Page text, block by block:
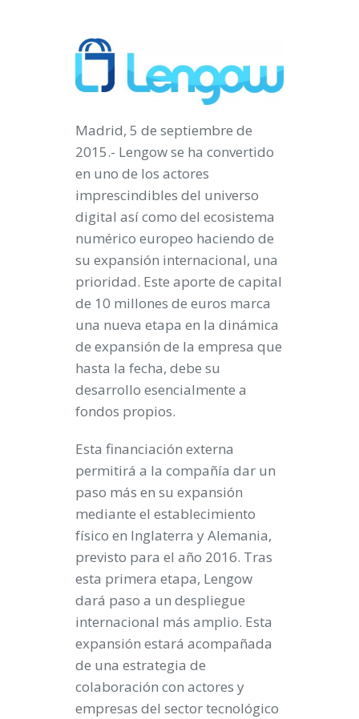
Madrid, 5 de septiembre de
2015.- Lengow se ha convertido
en uno de los actores
imprescindibles del universo
digital así como del ecosistema
numérico europeo haciendo de
su expansión internacional, una
prioridad. Este aporte de capital
de 10 millones de euros marca
una nueva etapa en la dinámica
de expansión de la empresa que
hasta la fecha, debe su
desarrollo esencialmente a
fondos propios.
Esta financiación externa
permitirá a la compañía dar un
paso más en su expansión
mediante el establecimiento
físico en Inglaterra y Alemania,
previsto para el año 2016. Tras
esta primera etapa, Lengow
dará paso a un despliegue
internacional más amplio. Esta
expansión estará acompañada
de una estrategia de
colaboración con actores y
empresas del sector tecnológico